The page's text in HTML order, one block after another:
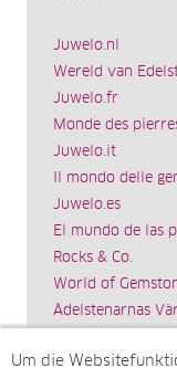
Juwelo.nl
Wereld van
Juwelo.fr
Monde des
Juwelo.it
Il mondo delle
Juwelo.es
El mundo de las
Rocks & Co.
World of
Ädelstenarnas
Impressum
Um die